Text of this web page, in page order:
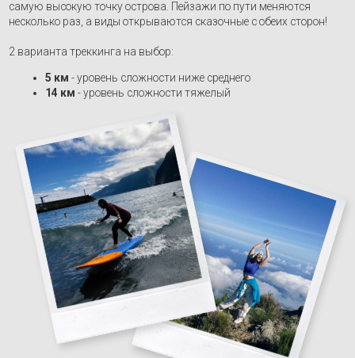
Завтракаем и выезжаем на северную часть острова,
окруженную природными вулканическими бассейнами и
пляжами. Мы посетим 2 локации природных бассейнов,
вулканический пляж,
а желающие займутся сёрфингом.
Закончим этот насыщенный день винной дегустацией на
виноградниках с восхитительным видом!
День 3 – Порту-Мониш и Сейшел
Читать всю программу